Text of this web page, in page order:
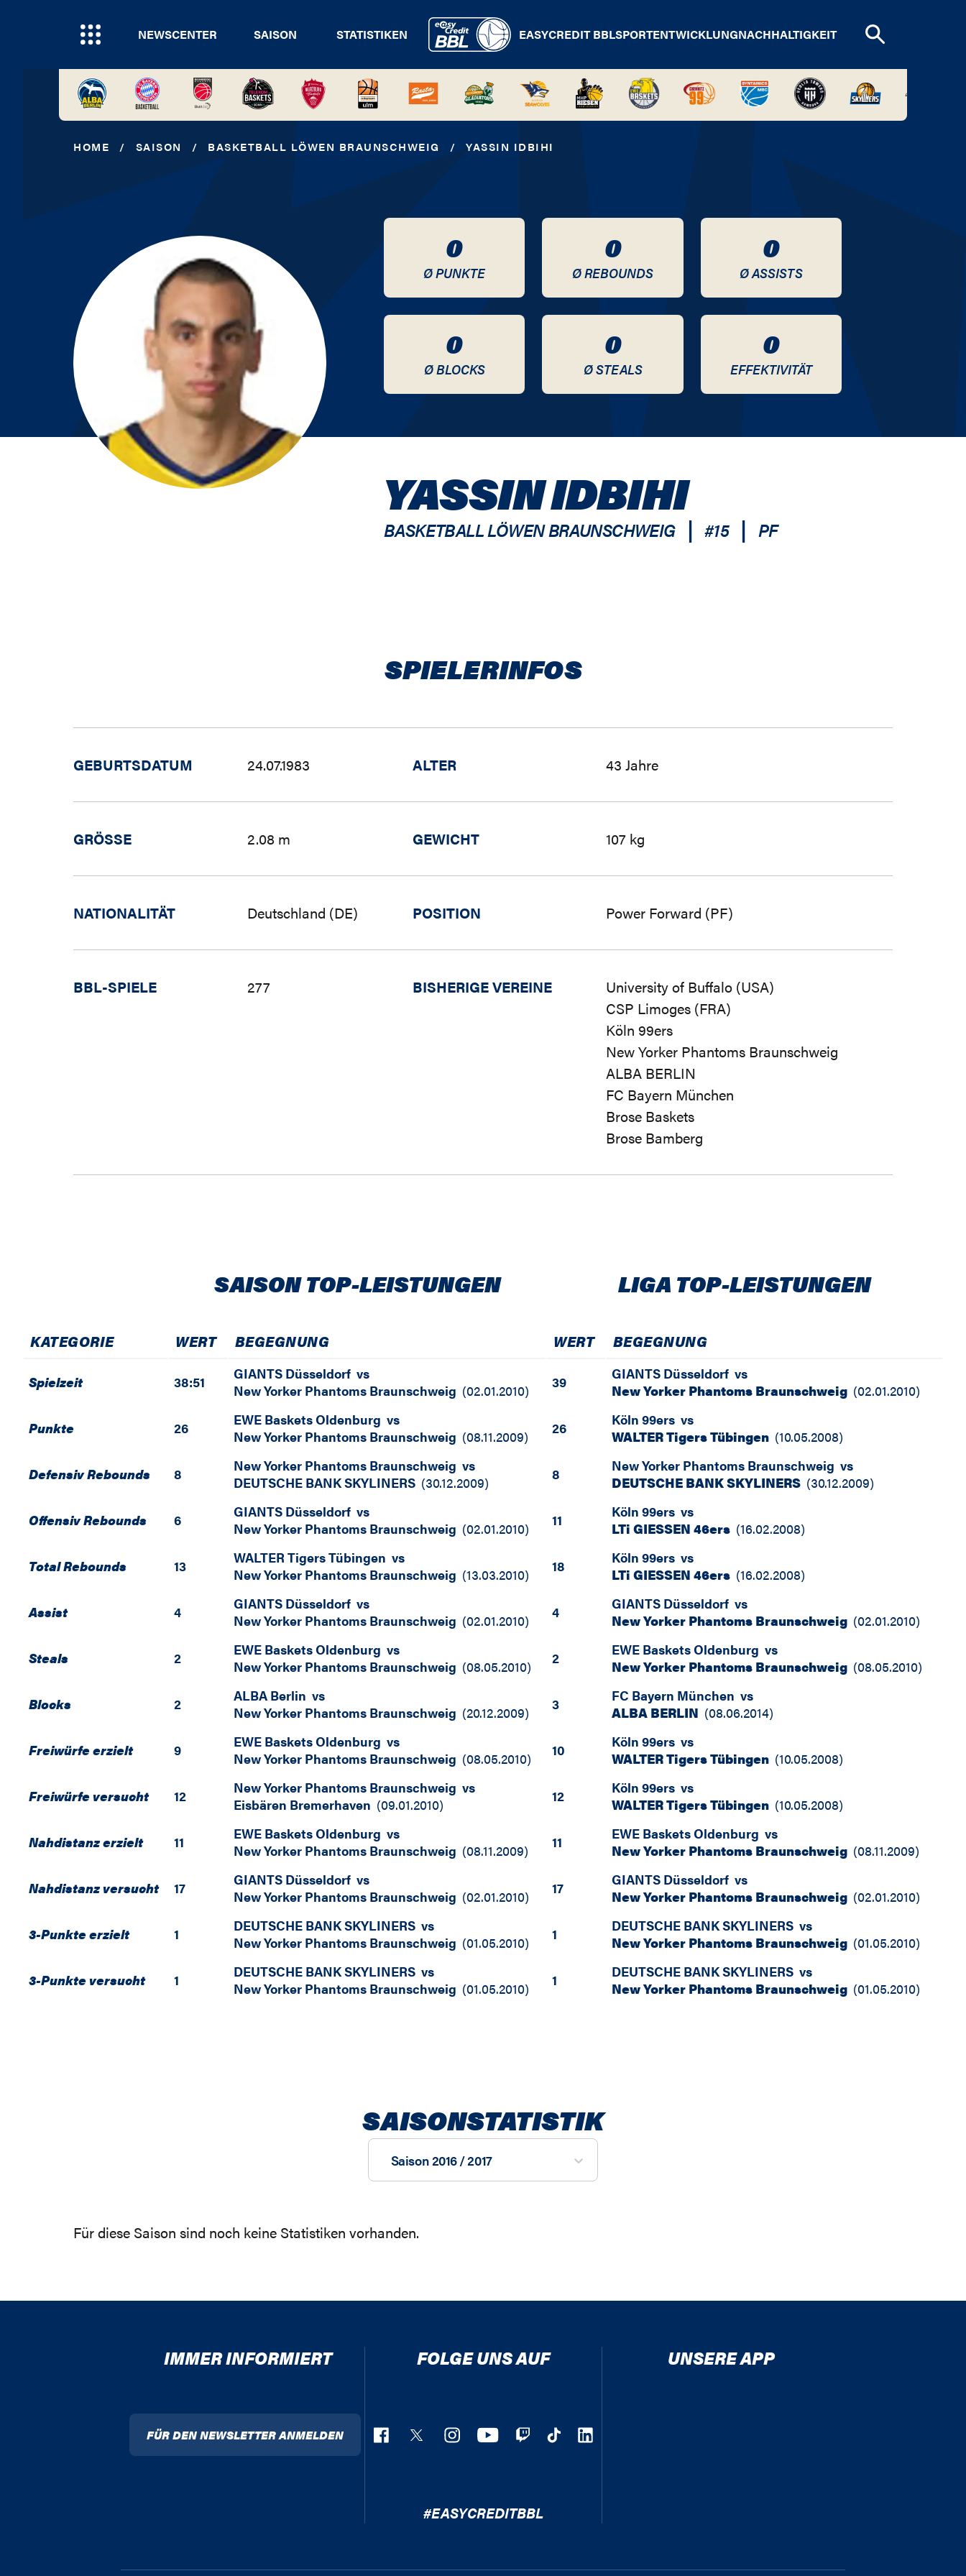
NEWSCENTER SAISON STATISTIKEN EASYCREDIT BBLSPORTENTWICKLUNGNACHHALTIGKEIT
HOME / SAISON / BASKETBALL LÖWEN BRAUNSCHWEIG / YASSIN IDBIHI
0
Ø PUNKTE
0
Ø REBOUNDS
0
Ø ASSISTS
0
Ø BLOCKS
0
Ø STEALS
0
EFFEKTIVITÄT
YASSIN IDBIHI
BASKETBALL LÖWEN BRAUNSCHWEIG | #15 | PF
SPIELERINFOS
GEBURTSDATUM 24.07.1983 ALTER 43 Jahre
GRÖSSE 2.08 m GEWICHT 107 kg
NATIONALITÄT Deutschland (DE) POSITION Power Forward (PF)
BBL-SPIELE 277 BISHERIGE VEREINE
University of Buffalo (USA)
CSP Limoges (FRA)
Köln 99ers
New Yorker Phantoms Braunschweig
ALBA BERLIN
FC Bayern München
Brose Baskets
Brose Bamberg
SAISON TOP-LEISTUNGEN LIGA TOP-LEISTUNGEN
KATEGORIE WERT BEGEGNUNG WERT BEGEGNUNG
Spielzeit 38:51 GIANTS Düsseldorf vs
New Yorker Phantoms Braunschweig (02.01.2010) 39 GIANTS Düsseldorf vs
New Yorker Phantoms Braunschweig (02.01.2010)
Punkte 26 EWE Baskets Oldenburg vs
New Yorker Phantoms Braunschweig (08.11.2009) 26 Köln 99ers vs
WALTER Tigers Tübingen (10.05.2008)
Defensiv Rebounds 8 New Yorker Phantoms Braunschweig vs
DEUTSCHE BANK SKYLINERS (30.12.2009) 8 New Yorker Phantoms Braunschweig vs
DEUTSCHE BANK SKYLINERS (30.12.2009)
Offensiv Rebounds 6 GIANTS Düsseldorf vs
New Yorker Phantoms Braunschweig (02.01.2010) 11 Köln 99ers vs
LTi GIESSEN 46ers (16.02.2008)
Total Rebounds 13 WALTER Tigers Tübingen vs
New Yorker Phantoms Braunschweig (13.03.2010) 18 Köln 99ers vs
LTi GIESSEN 46ers (16.02.2008)
Assist 4 GIANTS Düsseldorf vs
New Yorker Phantoms Braunschweig (02.01.2010) 4 GIANTS Düsseldorf vs
New Yorker Phantoms Braunschweig (02.01.2010)
Steals 2 EWE Baskets Oldenburg vs
New Yorker Phantoms Braunschweig (08.05.2010) 2 EWE Baskets Oldenburg vs
New Yorker Phantoms Braunschweig (08.05.2010)
Blocks 2 ALBA Berlin vs
New Yorker Phantoms Braunschweig (20.12.2009) 3 FC Bayern München vs
ALBA BERLIN (08.06.2014)
Freiwürfe erzielt 9 EWE Baskets Oldenburg vs
New Yorker Phantoms Braunschweig (08.05.2010) 10 Köln 99ers vs
WALTER Tigers Tübingen (10.05.2008)
Freiwürfe versucht 12 New Yorker Phantoms Braunschweig vs
Eisbären Bremerhaven (09.01.2010) 12 Köln 99ers vs
WALTER Tigers Tübingen (10.05.2008)
Nahdistanz erzielt 11 EWE Baskets Oldenburg vs
New Yorker Phantoms Braunschweig (08.11.2009) 11 EWE Baskets Oldenburg vs
New Yorker Phantoms Braunschweig (08.11.2009)
Nahdistanz versucht 17 GIANTS Düsseldorf vs
New Yorker Phantoms Braunschweig (02.01.2010) 17 GIANTS Düsseldorf vs
New Yorker Phantoms Braunschweig (02.01.2010)
3-Punkte erzielt 1 DEUTSCHE BANK SKYLINERS vs
New Yorker Phantoms Braunschweig (01.05.2010) 1 DEUTSCHE BANK SKYLINERS vs
New Yorker Phantoms Braunschweig (01.05.2010)
3-Punkte versucht 1 DEUTSCHE BANK SKYLINERS vs
New Yorker Phantoms Braunschweig (01.05.2010) 1 DEUTSCHE BANK SKYLINERS vs
New Yorker Phantoms Braunschweig (01.05.2010)
SAISONSTATISTIK
Saison 2016 / 2017
Für diese Saison sind noch keine Statistiken vorhanden.
IMMER INFORMIERT
FÜR DEN NEWSLETTER ANMELDEN
FOLGE UNS AUF
#EASYCREDITBBL
UNSERE APP